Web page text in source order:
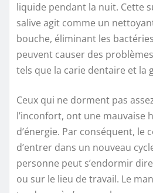
liquide pendant la nuit. Cette
salive agit comme un
bouche, éliminant les
peuvent causer des
tels que la carie dentaire et la
Ceux qui ne dorment pas
l’inconfort, ont une mauvaise
d’énergie. Par conséquent, le
d’entrer dans un nouveau
personne peut s’endormir
ou sur le lieu de travail. Le